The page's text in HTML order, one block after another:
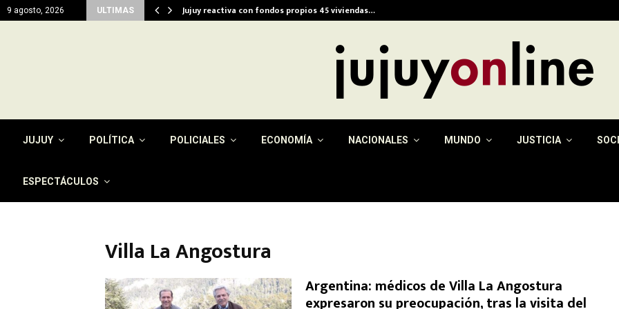
9 agosto, 2026 ULTIMAS Jujuy reactiva con fondos propios 45 viviendas…
JUJUY POLÍTICA POLICIALES ECONOMÍA NACIONALES MUNDO JUSTICIA
ESPECTÁCULOS
Villa La Angostura
Argentina: médicos de Villa La Angostura
expresaron su preocupación, tras la visita del